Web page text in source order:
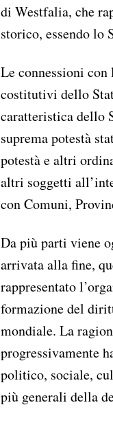
di Westfalia, che
storico, essendo lo
Le connessioni
costitutivi dello
caratteristica dello
suprema potestà
potestà e altri
altri soggetti
con Comuni,
Da più parti viene
arrivata alla fine,
rappresentato
formazione del
mondiale. La
progressivamente
politico, sociale,
più generali della